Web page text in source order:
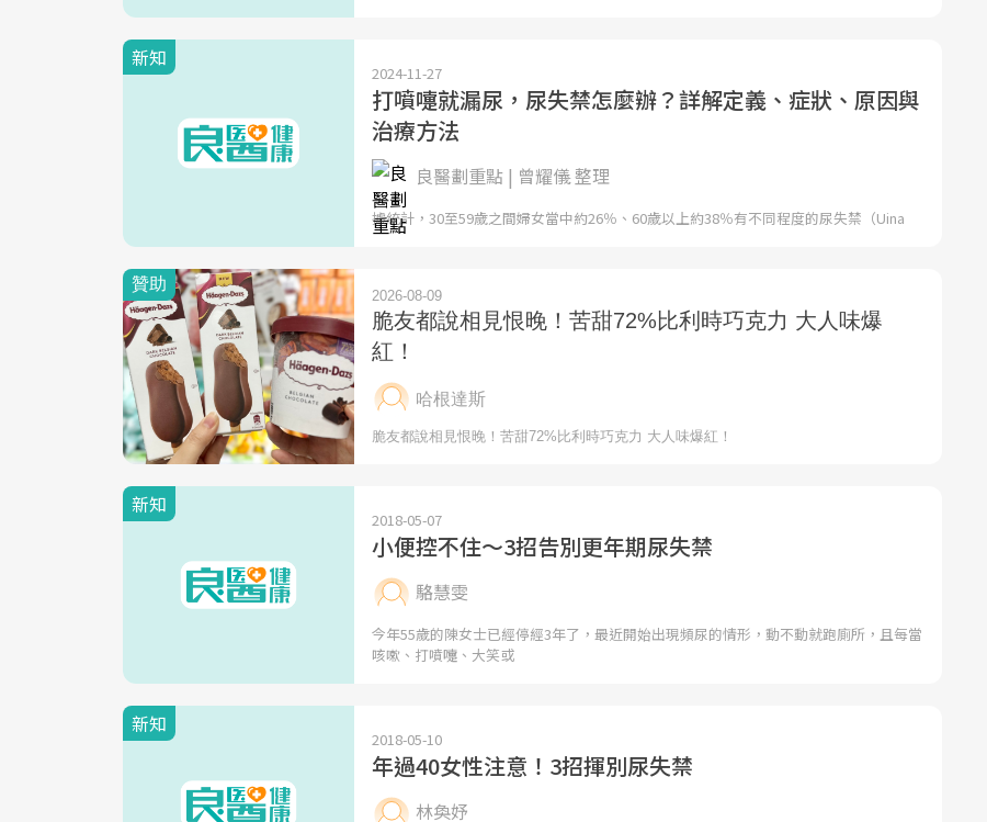
新知
2024-11-27
打噴嚏就漏尿，尿失禁怎麼辦？詳解定義、症狀、原因與
治療方法
良醫劃重點 | 曾耀儀 整理
據統計，30至59歲之間婦女當中約26％、60歲以上約38％有不同程度的尿失禁（Uina
新知
2018-05-07
小便控不住〜3招告別更年期尿失禁
駱慧雯
今年55歲的陳女士已經停經3年了，最近開始出現頻尿的情形，動不動就跑廁所，且每當
咳嗽、打噴嚏、大笑或
新知
2018-05-10
年過40女性注意！3招揮別尿失禁
林奐妤